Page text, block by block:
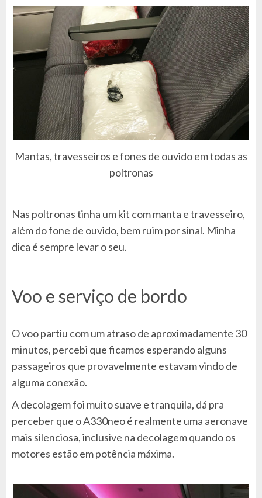
Mantas, travesseiros e fones de ouvido em todas as
poltronas
Nas poltronas tinha um kit com manta e travesseiro,
além do fone de ouvido, bem ruim por sinal. Minha
dica é sempre levar o seu.
Voo e serviço de bordo
O voo partiu com um atraso de aproximadamente 30
minutos, percebi que ficamos esperando alguns
passageiros que provavelmente estavam vindo de
alguma conexão.
A decolagem foi muito suave e tranquila, dá pra
perceber que o A330neo é realmente uma aeronave
mais silenciosa, inclusive na decolagem quando os
motores estão em potência máxima.